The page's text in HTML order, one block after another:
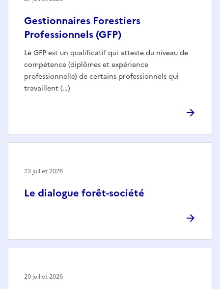
Gestionnaires Forestiers
Professionnels (GFP)
Le GFP est un qualificatif qui atteste du niveau de
compétence (diplômes et expérience
professionnelle) de certains professionnels qui
travaillent (…)
Le dialogue forêt-société
23 juillet 2026
20 juillet 2026